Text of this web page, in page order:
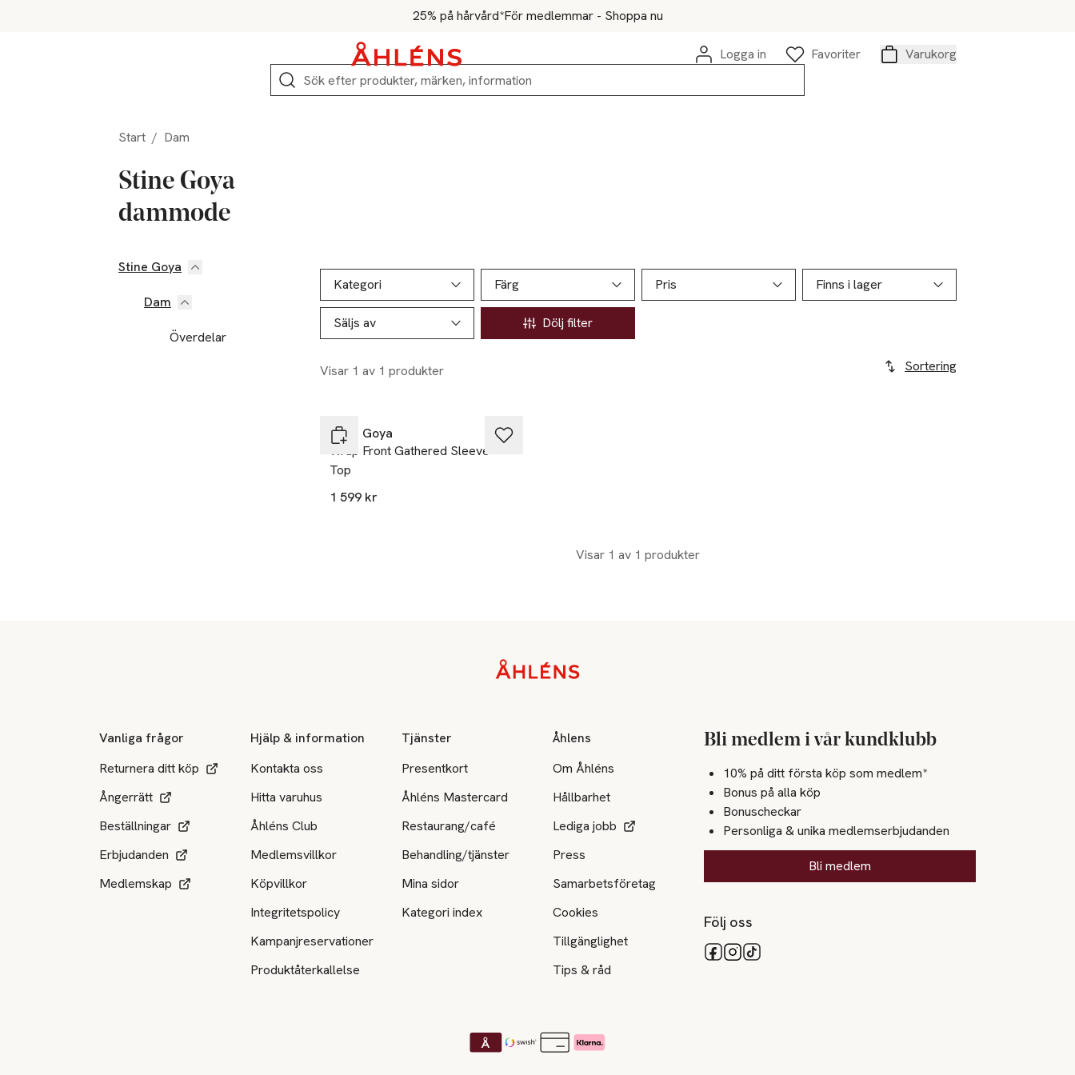
25% på hårvård*För medlemmar - Shoppa nu
Logga in
Favoriter
Varukorg
Sök
Start / Dam
Stine Goya
dammode
Hoppa till produktsidan
Stine Goya
Dam
Överdelar
Hoppa till produktsidan
Kategori
Färg Pris Finns i lager
Säljs av Dölj filter
Visar 1 av 1 produkter Sortering
Lista över produkter
Stine Goya
Wrap Front Gathered Sleeve
Top
1 599 kr
Visar 1 av 1 produkter
Vanliga frågor
Returnera ditt köp
Ångerrätt
Beställningar
Erbjudanden
Medlemskap
Hjälp & information
Kontakta oss
Hitta varuhus
Åhléns Club
Medlemsvillkor
Köpvillkor
Integritetspolicy
Kampanjreservationer
Produktåterkallelse
Tjänster
Presentkort
Åhléns Mastercard
Restaurang/café
Behandling/tjänster
Mina sidor
Kategori index
Åhlens
Om Åhléns
Hållbarhet
Lediga jobb
Press
Samarbetsföretag
Cookies
Tillgänglighet
Tips & råd
Bli medlem i vår kundklubb
10% på ditt första köp som medlem*
Bonus på alla köp
Bonuscheckar
Personliga & unika medlemserbjudanden
Bli medlem
Följ oss